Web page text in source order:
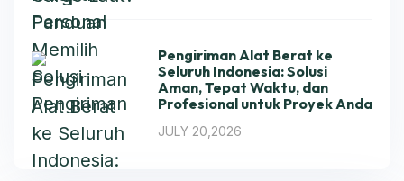
Pengiriman Alat Berat ke
Seluruh Indonesia: Solusi
Aman, Tepat Waktu, dan
Profesional untuk Proyek Anda
JULY 20,2026